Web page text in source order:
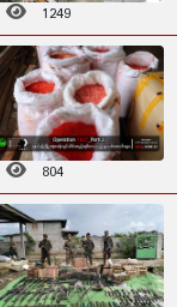
1249
804